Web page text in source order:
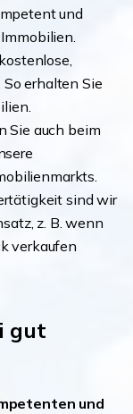
und
So erhalten Sie
Sie auch beim
sind wir
z. B. wenn
verkaufen
gut
und